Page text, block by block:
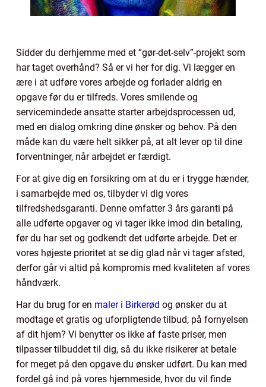
Sidder du derhjemme med et “gør-det-selv”-projekt som
har taget overhånd? Så er vi her for dig. Vi lægger en
ære i at udføre vores arbejde og forlader aldrig en
opgave før du er tilfreds. Vores smilende og
servicemindede ansatte starter arbejdsprocessen ud,
med en dialog omkring dine ønsker og behov. På den
måde kan du være helt sikker på, at alt lever op til dine
forventninger, når arbejdet er færdigt.
For at give dig en forsikring om at du er i trygge hænder,
i samarbejde med os, tilbyder vi dig vores
tilfredshedsgaranti. Denne omfatter 3 års garanti på
alle udførte opgaver og vi tager ikke imod din betaling,
før du har set og godkendt det udførte arbejde. Det er
vores højeste prioritet at se dig glad når vi tager afsted,
derfor går vi altid på kompromis med kvaliteten af vores
håndværk.
Har du brug for en maler i Birkerød og ønsker du at
modtage et gratis og uforpligtende tilbud, på fornyelsen
af dit hjem? Vi benytter os ikke af faste priser, men
tilpasser tilbuddet til dig, så du ikke risikerer at betale
for meget på den opgave du ønsker udført. Du kan med
fordel gå ind på vores hjemmeside, hvor du vil finde